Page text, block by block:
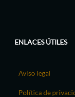
ENLACES ÚTILES
Aviso legal
Política de